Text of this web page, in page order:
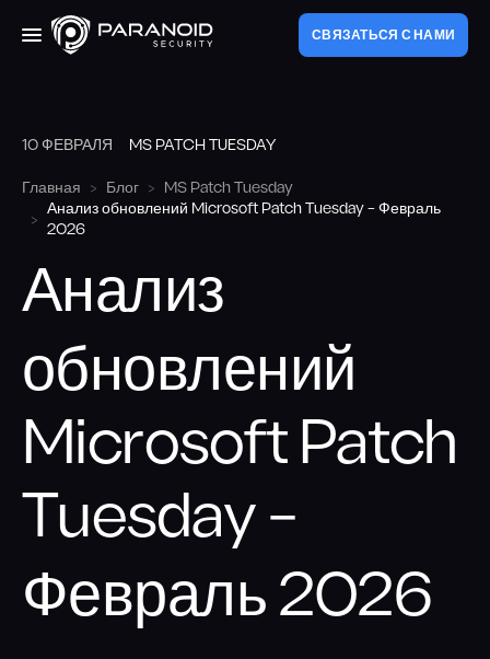
СВЯЗАТЬСЯ С НАМИ
Услуги
Аудит веб-приложений
Пентест внешнего периметра
Red Teaming
Аудит мобильных приложений
Социальная инженерия
Киберучения
Аудит Wi-Fi сетей
Pert
Блог
10 ФЕВРАЛЯ MS PATCH TUESDAY
Главная Блог
MS Patch Tuesday
Анализ обновлений Microsoft Patch Tuesday – Февраль
2026
Анализ
обновлений
Microsoft Patch
Tuesday –
Февраль 2026